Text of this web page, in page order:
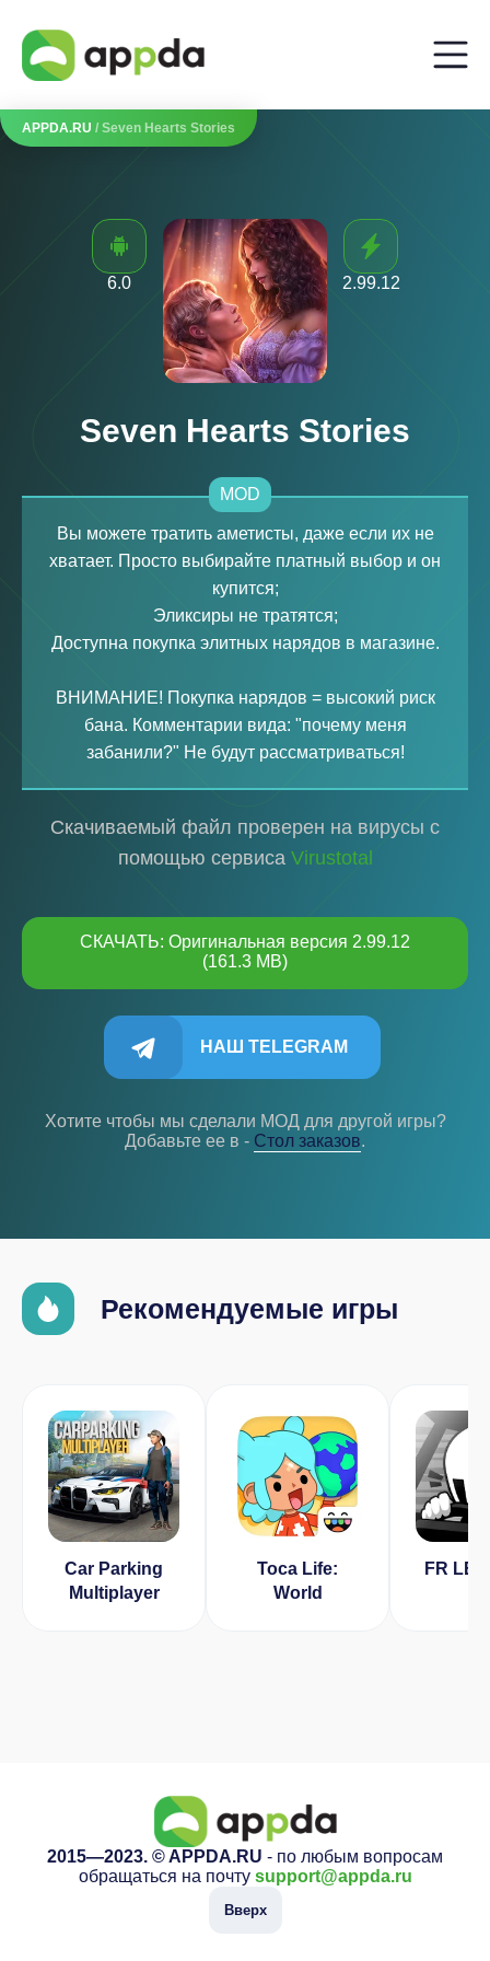
APPDA.RU / Seven Hearts Stories
6.0 2.99.12
Seven Hearts Stories
MOD
Вы можете тратить аметисты, даже если их не
хватает. Просто выбирайте платный выбор и он
купится;
Эликсиры не тратятся;
Доступна покупка элитных нарядов в магазине.
ВНИМАНИЕ! Покупка нарядов = высокий риск
бана. Комментарии вида: "почему меня
забанили?" Не будут рассматриваться!
Скачиваемый файл проверен на вирусы с
помощью сервиса Virustotal
СКАЧАТЬ: Оригинальная версия 2.99.12
(161.3 MB)
НАШ TELEGRAM
Хотите чтобы мы сделали МОД для другой игры?
Добавьте ее в - Cтол заказов.
Рекомендуемые игры
Car Parking
Multiplayer
Toca Life:
World
FR
2015—2023. © APPDA.RU - по любым вопросам
обращаться на почту support@appda.ru
Вверх